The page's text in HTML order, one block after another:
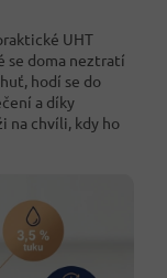
UHT
se doma neztratí
hodí se do
a díky
na chvíli, kdy ho